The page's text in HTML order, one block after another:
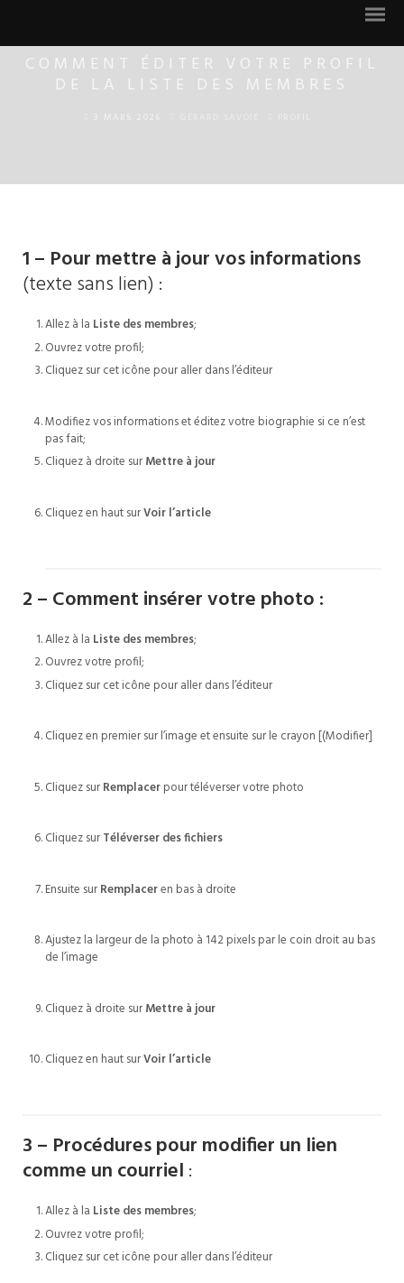
Photos récentes des membres
Photos nominées 2024-2025
Photos nominées 2025-2026
Contactez nous
Calendrier Automne 2026
Concours 2026-2027
COMMENT ÉDITER VOTRE PROFIL
DE LA LISTE DES MEMBRES
1 – Pour mettre à jour vos informations
(texte sans lien) :
Allez à la Liste des membres;
Ouvrez votre profil;
Cliquez sur cet icône pour aller dans l’éditeur
Modifiez vos informations et éditez votre biographie si ce n’est
pas fait;
Cliquez à droite surMettre à jour
Cliquez en haut surVoir l’article
2 – Comment insérer votre photo :
Allez à la Liste des membres;
Ouvrez votre profil;
Cliquez sur cet icône pour aller dans l’éditeur
Cliquez en premier sur l’image et ensuite sur le crayon [(Modifier]
Cliquez surRemplacerpour téléverser votre photo
Cliquez surTéléverser des fichiers
Ensuite surRemplaceren bas à droite
Ajustez la largeur de la photo à 142 pixels par le coin droit au bas
de l’image
Cliquez à droite surMettre à jour
Cliquez en haut surVoir l’article
3 – Procédures pour modifier un lien
comme un courriel :
Allez à la Liste des membres;
Ouvrez votre profil;
Cliquez sur cet icône pour aller dans l’éditeur